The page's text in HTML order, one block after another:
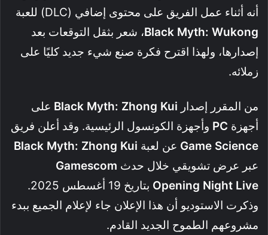
أنه أثناء عمل الفريق على محتوى إضافي (DLC) للعبة
Black Myth: Wukong، شعر بثقل التوقعات بعد
إصدارها، ولهذا اقترح فكرة صنع شيء جديد كليًا على
زملائه.
من المقرر إصدار Black Myth: Zhong Kui على
أجهزة PC وأجهزة الكونسول الرئيسية. وقد أعلن فريق
Game Science عن لعبة Black Myth: Zhong Kui
عبر عرض تشويقي خلال حدث Gamescom
Opening Night Live
بتاريخ 19 أغسطس 2025.
وذكرت الاستوديو أن هذا الإعلان جاء لإعلام الجميع ببدء
مشروعهم الطموح الجديد القادم.